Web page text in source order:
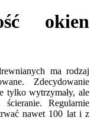
okien
ma rodzaj
Zdecydowanie
tylko wytrzymały, ale
Regularnie
nawet 100 lat i z